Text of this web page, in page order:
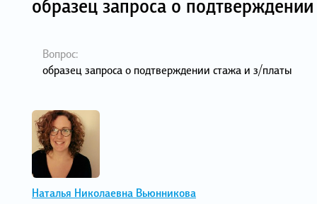
Вопрос:
образец запроса о подтверждении стажа и з/платы
Наталья Николаевна Вьюнникова